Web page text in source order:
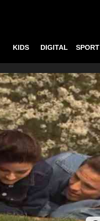
KIDS DIGITAL SPORT